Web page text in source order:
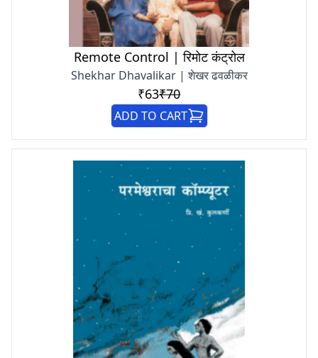
Remote Control | रिमोट कंट्रोल
Shekhar Dhavalikar | शेखर ढवळीकर
₹63₹70
ADD TO CART